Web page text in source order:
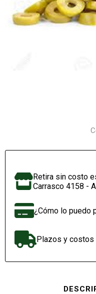
Retira sin costo
Carrasco 4158 -
¿Cómo lo puedo
Plazos y costos